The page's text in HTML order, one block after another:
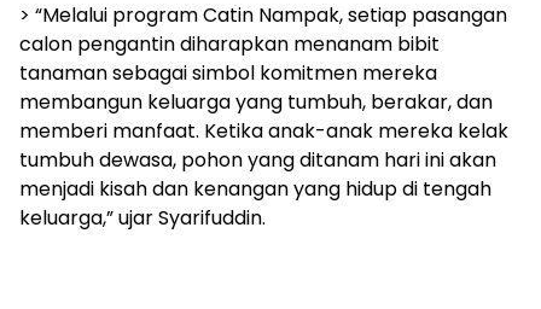
> “Melalui program Catin Nampak, setiap pasangan
calon pengantin diharapkan menanam bibit
tanaman sebagai simbol komitmen mereka
membangun keluarga yang tumbuh, berakar, dan
memberi manfaat. Ketika anak-anak mereka kelak
tumbuh dewasa, pohon yang ditanam hari ini akan
menjadi kisah dan kenangan yang hidup di tengah
keluarga,” ujar Syarifuddin.